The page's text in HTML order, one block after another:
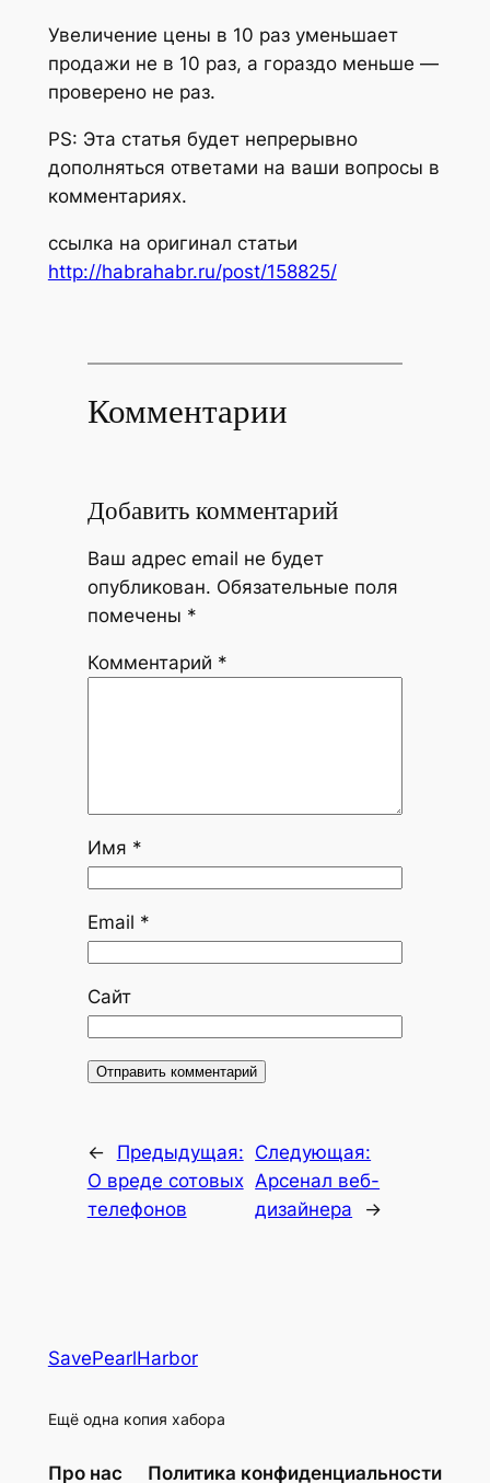
Увеличение цены в 10 раз уменьшает
продажи не в 10 раз, а гораздо меньше —
проверено не раз.
PS: Эта статья будет непрерывно
дополняться ответами на ваши вопросы в
комментариях.
ссылка на оригинал статьи
http://habrahabr.ru/post/158825/
Комментарии
Добавить комментарий
Ваш адрес email не будет
опубликован. Обязательные поля
помечены *
Комментарий *
Имя *
Email *
Сайт
←
Предыдущая:
О вреде сотовых
телефонов
Следующая:
Арсенал веб-
дизайнера
→
SavePearlHarbor
Ещё одна копия хабора
Про нас Политика конфиденциальности